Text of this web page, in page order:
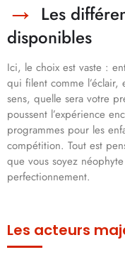
Les
disponibles
Ici, le choix est vaste :
qui filent comme
sens, quelle sera votre
poussent l’expérience
programmes pour les
compétition. Tout est
que vous soyez
perfectionnement.
Les acteurs